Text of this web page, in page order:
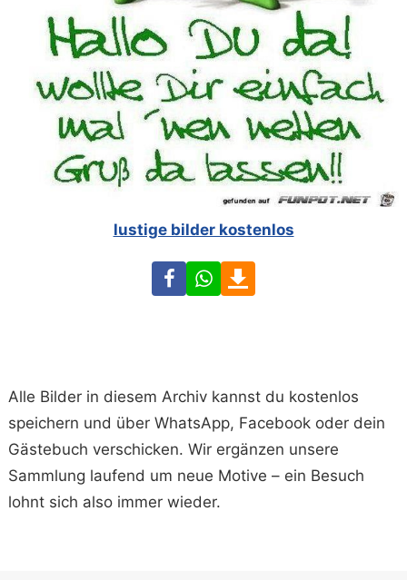
lustige bilder kostenlos
FacebookWhatsApp
Alle Bilder in diesem Archiv kannst du kostenlos
speichern und über WhatsApp, Facebook oder dein
Gästebuch verschicken. Wir ergänzen unsere
Sammlung laufend um neue Motive – ein Besuch
lohnt sich also immer wieder.